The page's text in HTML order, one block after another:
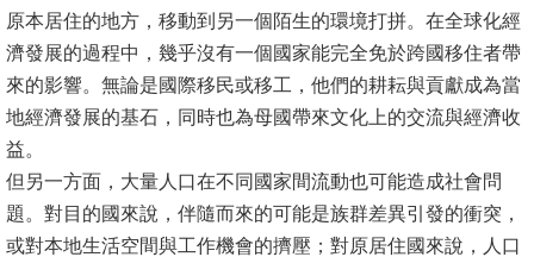
辦
法
及
文
件
心
輔
原本居住的地方，移動到另一個陌生的環境打拼。在全球化經
濟發展的過程中，幾乎沒有一個國家能完全免於跨國移住者帶
來的影響。無論是國際移民或移工，他們的耕耘與貢獻成為當
地經濟發展的基石，同時也為母國帶來文化上的交流與經濟收
益。
但另一方面，大量人口在不同國家間流動也可能造成社會問
題。對目的國來說，伴隨而來的可能是族群差異引發的衝突，
或對本地生活空間與工作機會的擠壓；對原居住國來說，人口